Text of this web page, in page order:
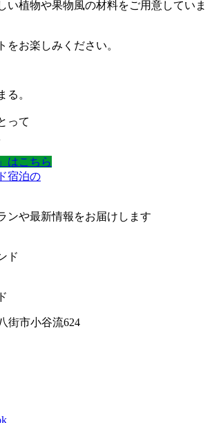
い植物や果物風の材料をご用意していま
をお楽しみください。
る。
って
はこちら
宿泊の
ンや最新情報をお届けします
街市小谷流624